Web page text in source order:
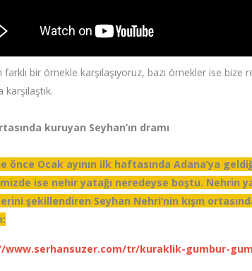
Geçmişten bu yana çok aşama kaydettik ama
farklı bir örnekle karşılaşıyoruz, bazı örnekler ise
kuruyan Seyhan’ın dramı
önce Ocak ayının ilk haftasında Adana’ya
ise nehir yatağı neredeyse boştu. Nehrin
şekillendiren Seyhan Nehri’nin kışın
www.serhansuzer.com/tr/kuraklik-gumbur-